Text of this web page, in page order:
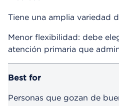
Tiene una amplia variedad
Menor flexibilidad: debe
atención primaria que
Best for
Personas que gozan de